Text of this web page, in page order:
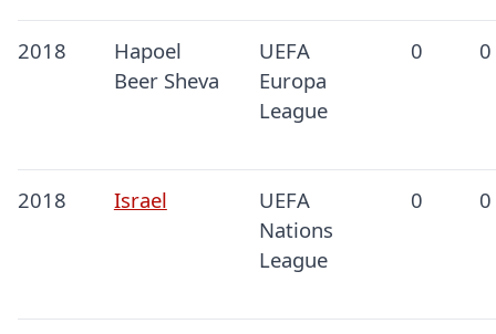
2018
Hapoel
Beer Sheva
UEFA
Europa
League
0 0
2018 Israel
UEFA
Nations
League
0 0